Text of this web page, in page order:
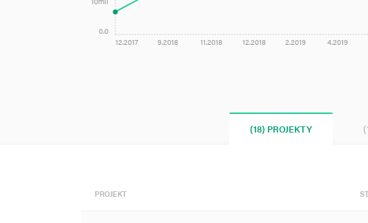
12.2017 9.2018 11.2018 12.2018 2.2019 4.2019
0.0
(18) PROJEKTY
PROJEKT